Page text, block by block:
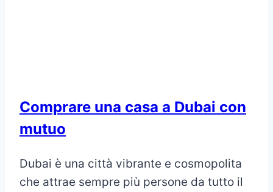
Comprare una casa a Dubai con
mutuo
Dubai è una città vibrante e cosmopolita
che attrae sempre più persone da tutto il